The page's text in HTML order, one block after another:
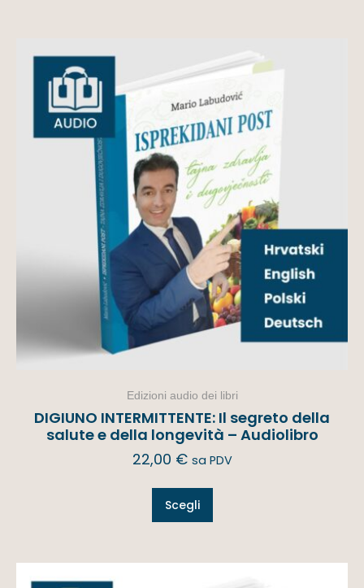
Edizioni audio dei libri
DIGIUNO INTERMITTENTE: Il segreto della
salute e della longevità – Audiolibro
22,00 € sa PDV
Scegli